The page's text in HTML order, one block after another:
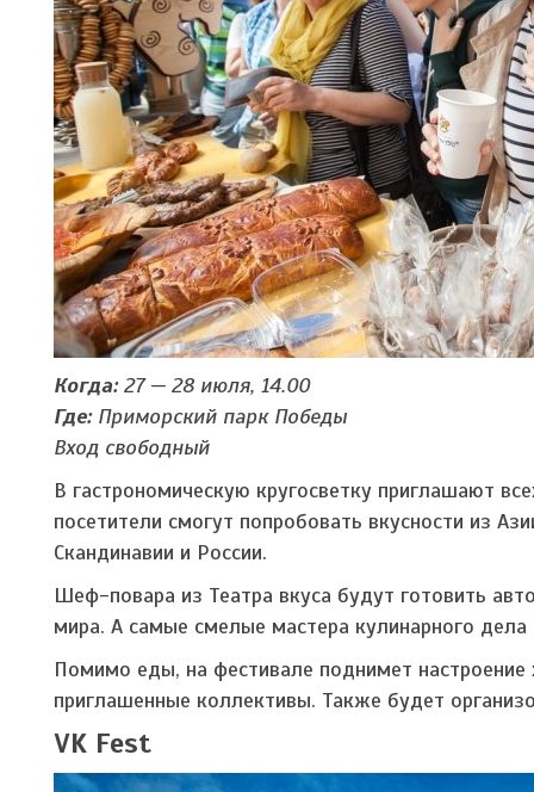
Когда:27 — 28 июля, 14.00
Где:Приморский парк Победы
Вход свободный
В гастрономическую кругосветку приглашают
посетители смогут попробовать вкусности из
Скандинавии и России.
Шеф-повара из Театра вкуса будут готовить
мира. А самые смелые мастера кулинарного
Помимо еды, на фестивале поднимет
приглашенные коллективы. Также будет
VK Fest